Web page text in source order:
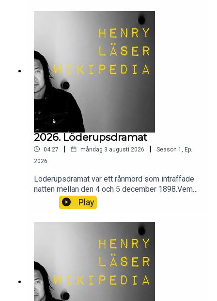
2026. Löderupsdramat
04:27 | måndag 3 augusti 2026 | Season 1 , Ep.
2026
Löderupsdramat var ett rånmord som inträffade
natten mellan den 4 och 5 december 1898.Vem
var det som var mördaren, Vem mördades och
varför? Och hur slutade allt?Wikipedia säger sitt
om Löderupsdramat.
Play